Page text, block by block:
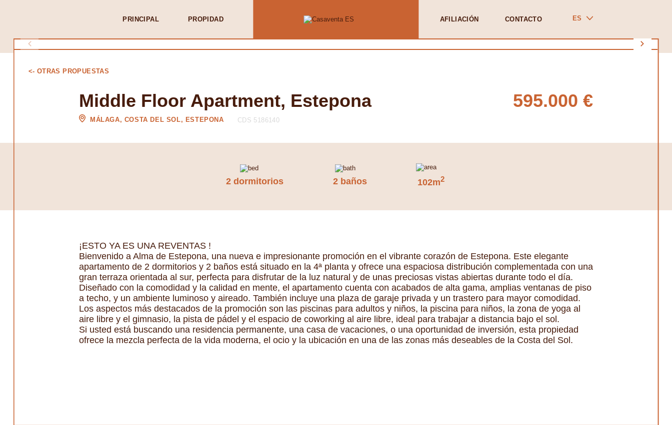
PRINCIPAL PROPIDAD AFILIACIÓN CONTACTO ES
<- OTRAS PROPUESTAS
Middle Floor Apartment, Estepona
MÁLAGA, COSTA DEL SOL, ESTEPONA CDS 5186140
595.000 €
2 dormitorios 2 baños 102m2
¡ESTO YA ES UNA REVENTAS !
Bienvenido a Alma de Estepona, una nueva e impresionante promoción en el vibrante corazón de Estepona. Este elegante
apartamento de 2 dormitorios y 2 baños está situado en la 4ª planta y ofrece una espaciosa distribución complementada con una
gran terraza orientada al sur, perfecta para disfrutar de la luz natural y de unas preciosas vistas abiertas durante todo el día.
Diseñado con la comodidad y la calidad en mente, el apartamento cuenta con acabados de alta gama, amplias ventanas de piso
a techo, y un ambiente luminoso y aireado. También incluye una plaza de garaje privada y un trastero para mayor comodidad.
Los aspectos más destacados de la promoción son las piscinas para adultos y niños, la piscina para niños, la zona de yoga al
aire libre y el gimnasio, la pista de pádel y el espacio de coworking al aire libre, ideal para trabajar a distancia bajo el sol.
Si usted está buscando una residencia permanente, una casa de vacaciones, o una oportunidad de inversión, esta propiedad
ofrece la mezcla perfecta de la vida moderna, el ocio y la ubicación en una de las zonas más deseables de la Costa del Sol.